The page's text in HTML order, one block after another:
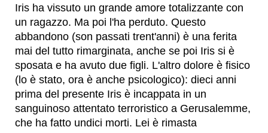
Iris ha vissuto un grande amore totalizzante con
un ragazzo. Ma poi l'ha perduto. Questo
abbandono (son passati trent'anni) è una ferita
mai del tutto rimarginata, anche se poi Iris si è
sposata e ha avuto due figli. L'altro dolore è fisico
(lo è stato, ora è anche psicologico): dieci anni
prima del presente Iris è incappata in un
sanguinoso attentato terroristico a Gerusalemme,
che ha fatto undici morti. Lei è rimasta